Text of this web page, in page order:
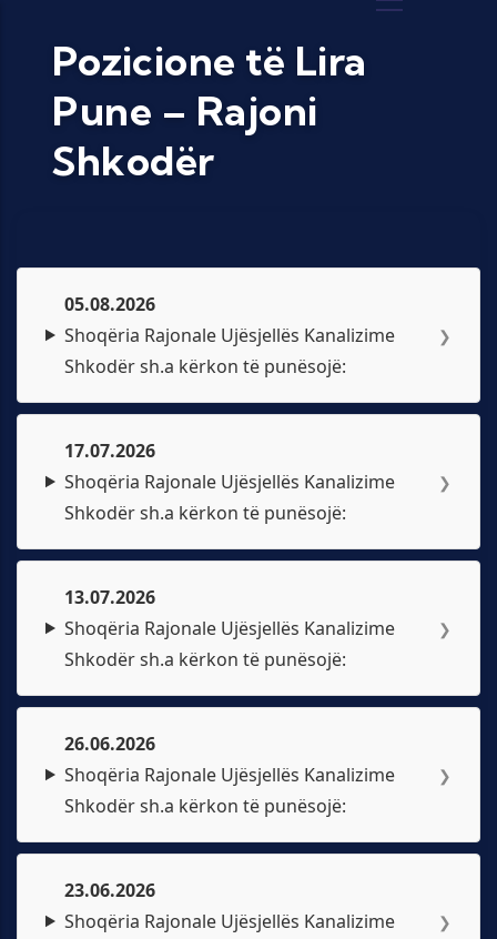
Pozicione të Lira
Pune – Rajoni
Shkodër
05.08.2026
Shoqëria Rajonale Ujësjellës Kanalizime
Shkodër sh.a kërkon të punësojë:
❯
17.07.2026
Shoqëria Rajonale Ujësjellës Kanalizime
Shkodër sh.a kërkon të punësojë:
❯
13.07.2026
Shoqëria Rajonale Ujësjellës Kanalizime
Shkodër sh.a kërkon të punësojë:
❯
26.06.2026
Shoqëria Rajonale Ujësjellës Kanalizime
Shkodër sh.a kërkon të punësojë:
❯
23.06.2026
Shoqëria Rajonale Ujësjellës Kanalizime
❯